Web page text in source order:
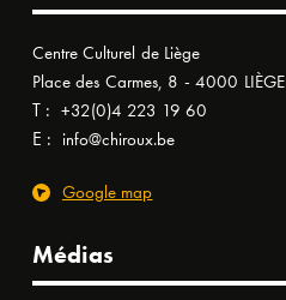
Centre Culturel de Liège
Place des Carmes, 8 - 4000 LIÈGE
T : +32(0)4 223 19 60
E : info@chiroux.be
Google map
Médias